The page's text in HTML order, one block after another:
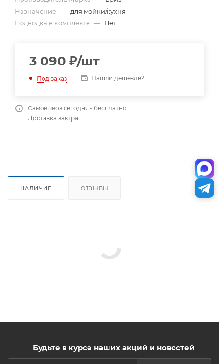
Назначение — для мойки/кухня
Подводка в комплекте — Нет
3 090 ₽/шт
Под заказ Нашли дешевле?
Самовывоз сегодня - бесплатно
Доставка завтра
НАЛИЧИЕ ОТЗЫВЫ
Будьте в курсе наших акций и новостей